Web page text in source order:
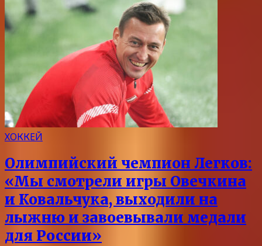
ХОККЕЙ
Олимпийский чемпион Легков:
«Мы смотрели игры Овечкина
и Ковальчука, выходили на
лыжню и завоевывали медали
для России»